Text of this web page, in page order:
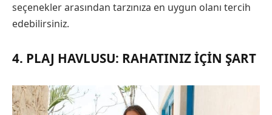
seçenekler arasından tarzınıza en uygun olanı tercih
edebilirsiniz.
4. PLAJ HAVLUSU: RAHATINIZ İÇIN ŞART